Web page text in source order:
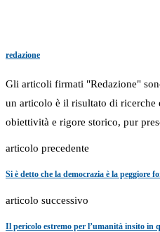
redazione
Gli articoli firmati "Redazione"
un articolo è il risultato di ricerche
obiettività e rigore storico, pur
articolo precedente
Si è detto che la democrazia è la peggiore
articolo successivo
Il pericolo estremo per l’umanità insito in